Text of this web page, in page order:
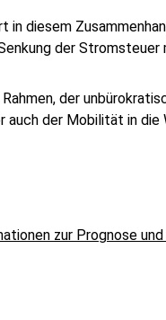
in diesem
der Stromsteuer
Rahmen, der
auch der Mobilität in die
zur Prognose